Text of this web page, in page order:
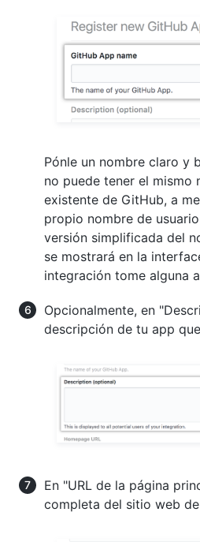
Pónle un nombre claro y
no puede tener el mismo
existente de GitHub, a
propio nombre de
versión simplificada del
se mostrará en la
integración tome alguna
Opcionalmente, en
descripción de tu app
En "URL de la página
completa del sitio web